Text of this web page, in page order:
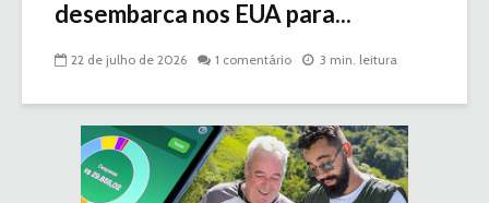
desembarca nos EUA para...
22 de julho de 2026 1 comentário 3 min. leitura